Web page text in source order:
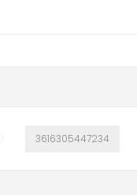
3616305447234